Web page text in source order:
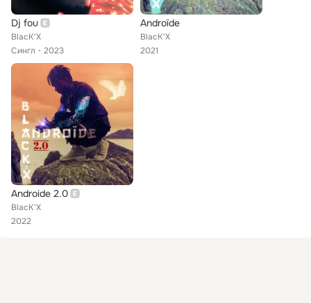
Dj fou
BlacK'X
Сингл
2023
Androïde
BlacK'X
2021
Androide 2.0
BlacK'X
2022